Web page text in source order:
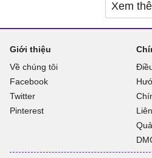
Xem
Giới thiệu
Về chúng tôi
Facebook
Twitter
Pinterest